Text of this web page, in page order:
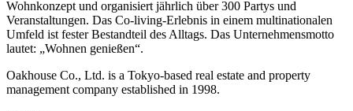
Wohnkonzept und organisiert jährlich über 300 Partys und
Veranstaltungen. Das Co-living-Erlebnis in einem multinationalen
Umfeld ist fester Bestandteil des Alltags. Das Unternehmensmotto
lautet: „Wohnen genießen“.
Oakhouse Co., Ltd. is a Tokyo-based real estate and property
management company established in 1998.